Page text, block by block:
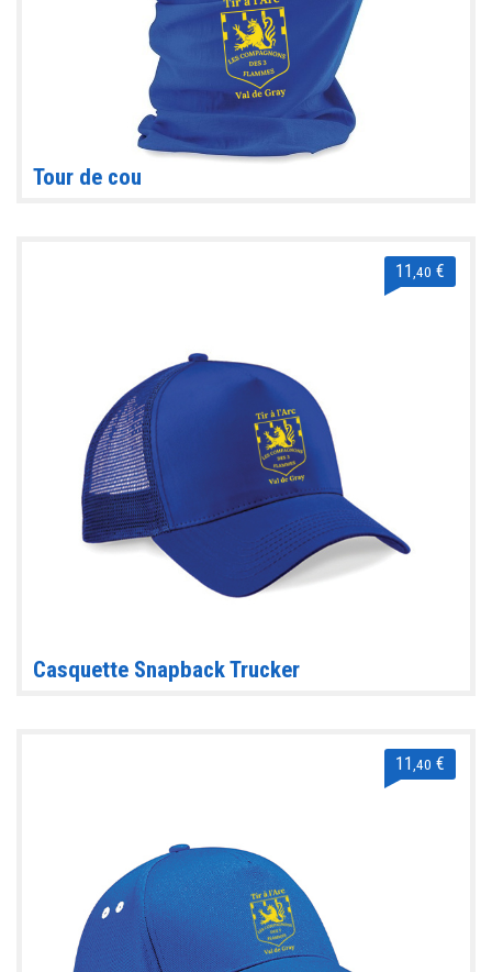
Tour de cou
11,40 €
Casquette Snapback Trucker
11,40 €